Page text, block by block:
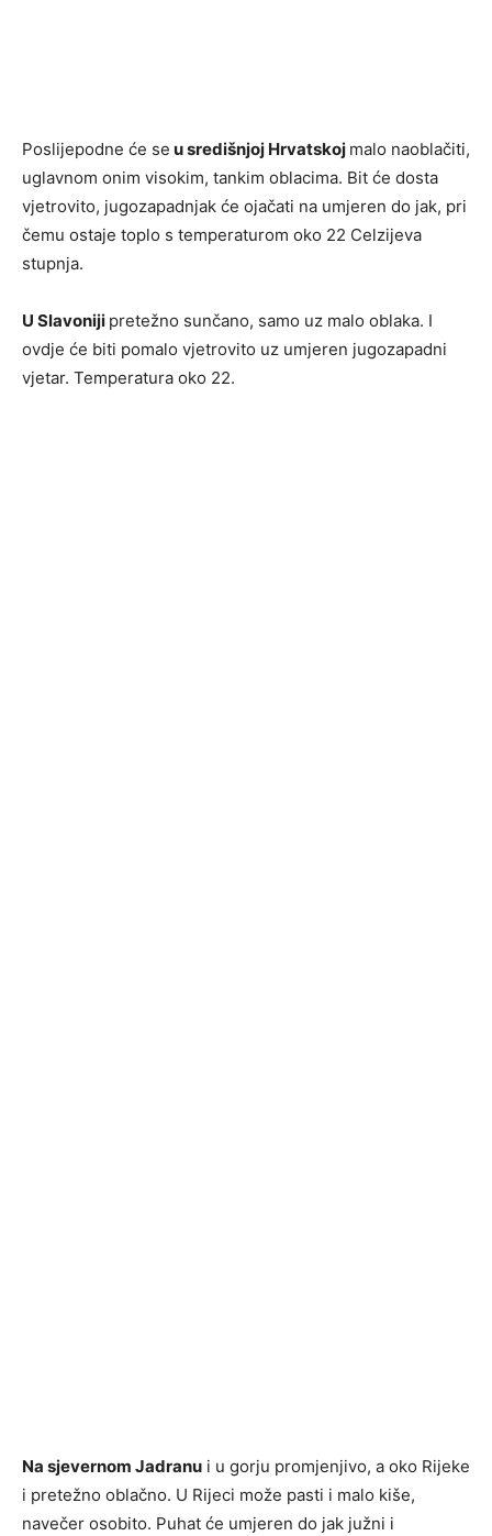
Poslijepodne će se u središnjoj Hrvatskoj malo naoblačiti,
uglavnom onim visokim, tankim oblacima. Bit će dosta
vjetrovito, jugozapadnjak će ojačati na umjeren do jak, pri
čemu ostaje toplo s temperaturom oko 22 Celzijeva
stupnja.
U Slavoniji pretežno sunčano, samo uz malo oblaka. I
ovdje će biti pomalo vjetrovito uz umjeren jugozapadni
vjetar. Temperatura oko 22.
Na sjevernom Jadranu i u gorju promjenjivo, a oko Rijeke
i pretežno oblačno. U Rijeci može pasti i malo kiše,
navečer osobito. Puhat će umjeren do jak južni i